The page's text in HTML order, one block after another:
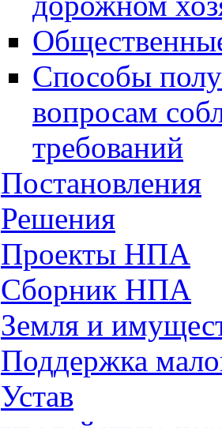
Способы
вопросам
требований
Постановления
Решения
Проекты НПА
Сборник НПА
Земля и
Поддержка
Устав